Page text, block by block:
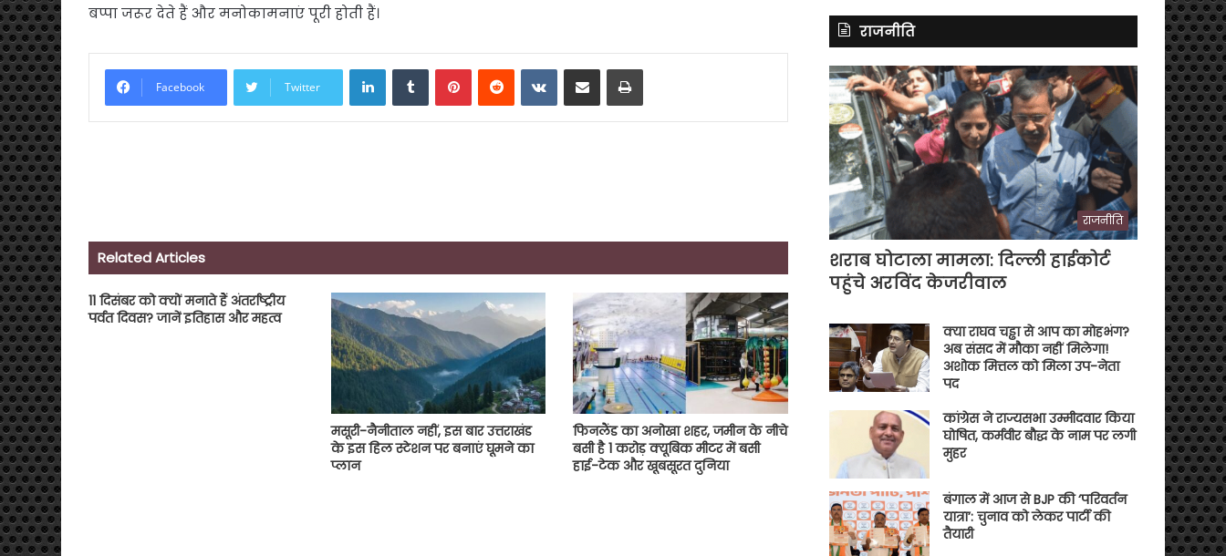
बप्पा जरूर देते हैं और मनोकामनाएं पूरी होती हैं।
Facebook Twitter
LinkedInTumblrPinterestReddit VKontakte
Share via Email Print
Related Articles
11 दिसंबर को क्यों मनाते हैं अंतर्राष्ट्रीय
पर्वत दिवस? जानें इतिहास और महत्व
मसूरी-नैनीताल नहीं, इस बार उत्तराखंड
के इस हिल स्टेशन पर बनाएं घूमने का
प्लान
फिनलैंड का अनोखा शहर, जमीन के नीचे
बसी है 1 करोड़ क्यूबिक मीटर में बसी
हाई-टेक और खूबसूरत दुनिया
राजनीति
राजनीति
शराब घोटाला मामला: दिल्ली हाईकोर्ट
पहुंचे अरविंद केजरीवाल
क्या राघव चड्ढा से आप का मोहभंग?
अब संसद में मौका नहीं मिलेगा!
अशोक मित्तल को मिला उप-नेता
पद
कांग्रेस ने राज्यसभा उम्मीदवार किया
घोषित, कर्मवीर बौद्ध के नाम पर लगी
मुहर
बंगाल में आज से BJP की ‘परिवर्तन
यात्रा’: चुनाव को लेकर पार्टी की
तैयारी